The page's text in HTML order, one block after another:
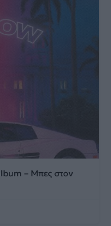
– Μπες στον